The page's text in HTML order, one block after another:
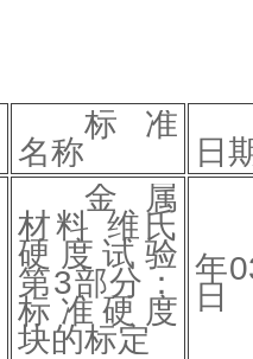
标准
名称 日
金属
材料 维氏
硬度试验
第3部分：
标准硬度
块的标定
年
日